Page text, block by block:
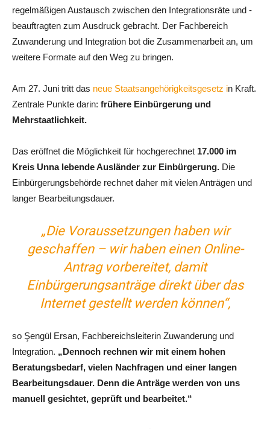
regelmäßigen Austausch zwischen den Integrationsräte und -
beauftragten zum Ausdruck gebracht. Der Fachbereich
Zuwanderung und Integration bot die Zusammenarbeit an, um
weitere Formate auf den Weg zu bringen.
Am 27. Juni tritt das neue Staatsangehörigkeitsgesetz in Kraft.
Zentrale Punkte darin: frühere Einbürgerung und
Mehrstaatlichkeit.
Das eröffnet die Möglichkeit für hochgerechnet 17.000 im
Kreis Unna lebende Ausländer zur Einbürgerung. Die
Einbürgerungsbehörde rechnet daher mit vielen Anträgen und
langer Bearbeitungsdauer.
„Die Voraussetzungen haben wir
geschaffen – wir haben einen Online-
Antrag vorbereitet, damit
Einbürgerungsanträge direkt über das
Internet gestellt werden können“,
so Şengül Ersan, Fachbereichsleiterin Zuwanderung und
Integration. „Dennoch rechnen wir mit einem hohen
Beratungsbedarf, vielen Nachfragen und einer langen
Bearbeitungsdauer. Denn die Anträge werden von uns
manuell gesichtet, geprüft und bearbeitet.“